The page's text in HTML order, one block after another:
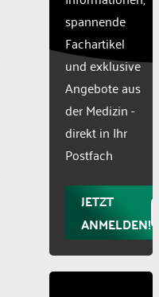
to the
list of
used.
Powered
Consent
spannende
Fachartikel
und exklusive
Angebote aus
der Medizin -
direkt in Ihr
Postfach
JETZT
ANMELDEN!